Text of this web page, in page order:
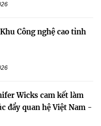
Công nghệ cao tỉnh
Wicks cam kết làm
đẩy quan hệ Việt Nam -